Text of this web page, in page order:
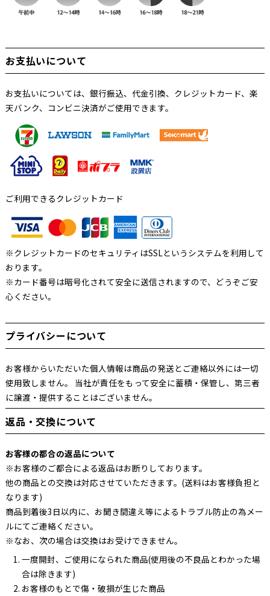
お支払いについて
お支払いについては、銀行振込、代金引換、クレジットカード、楽
天バンク、コンビニ決済がご使用できます。
ご利用できるクレジットカード
※クレジットカードのセキュリティはSSLというシステムを利用して
おります。
※カード番号は暗号化されて安全に送信されますので、どうぞご安
心ください。
プライバシーについて
お客様からいただいた個人情報は商品の発送とご連絡以外には一切
使用致しません。 当社が責任をもって安全に蓄積・保管し、第三者
に譲渡・提供することはございません。
返品・交換について
お客様の都合の返品について
※お客様のご都合による返品はお断りしております。
他の商品との交換は対応させていただきます。(送料はお客様負担と
なります)
商品到着後3日以内に、お聞き間違え等によるトラブル防止の為メー
ルにてご連絡ください。
※なお、次の場合は交換はお受けできません。
一度開封、ご使用になられた商品(使用後の不良品とわかった場
合は除きます)
お客様のもとで傷・破損が生じた商品